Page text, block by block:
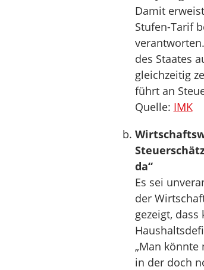
Damit
Stufen-Tarif
des Staates
gleichzeitig
führt an
Quelle: IMK
da“
Es sei
der
gezeigt,
„Man
in der doch